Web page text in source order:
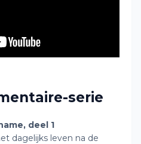
serie
deel 1
dagelijks leven na de